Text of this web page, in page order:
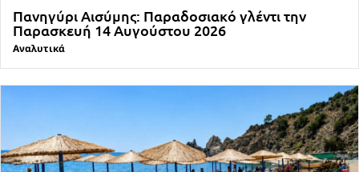
Πανηγύρι Αισύμης: Παραδοσιακό γλέντι την
Παρασκευή 14 Αυγούστου 2026
Αναλυτικά